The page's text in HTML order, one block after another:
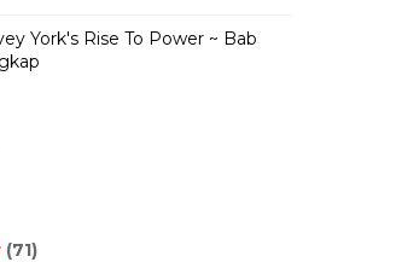
York's Rise To Power ~ Bab
(71)